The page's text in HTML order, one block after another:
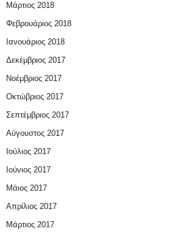
Μάρτιος 2018
Φεβρουάριος 2018
Ιανουάριος 2018
Δεκέμβριος 2017
Νοέμβριος 2017
Οκτώβριος 2017
Σεπτέμβριος 2017
Αύγουστος 2017
Ιούλιος 2017
Ιούνιος 2017
Μάιος 2017
Απρίλιος 2017
Μάρτιος 2017